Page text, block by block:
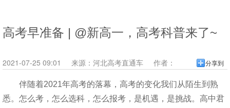
高考早准备 | @新高一，高考科普来了~
2021-07-25 09:01 来源： 河北高考直通车 作者： 分享到
伴随着2021年高考的落幕，高考的变化我们从陌生到熟
悉。怎么考，怎么选科，怎么报考，是机遇，是挑战。高中君